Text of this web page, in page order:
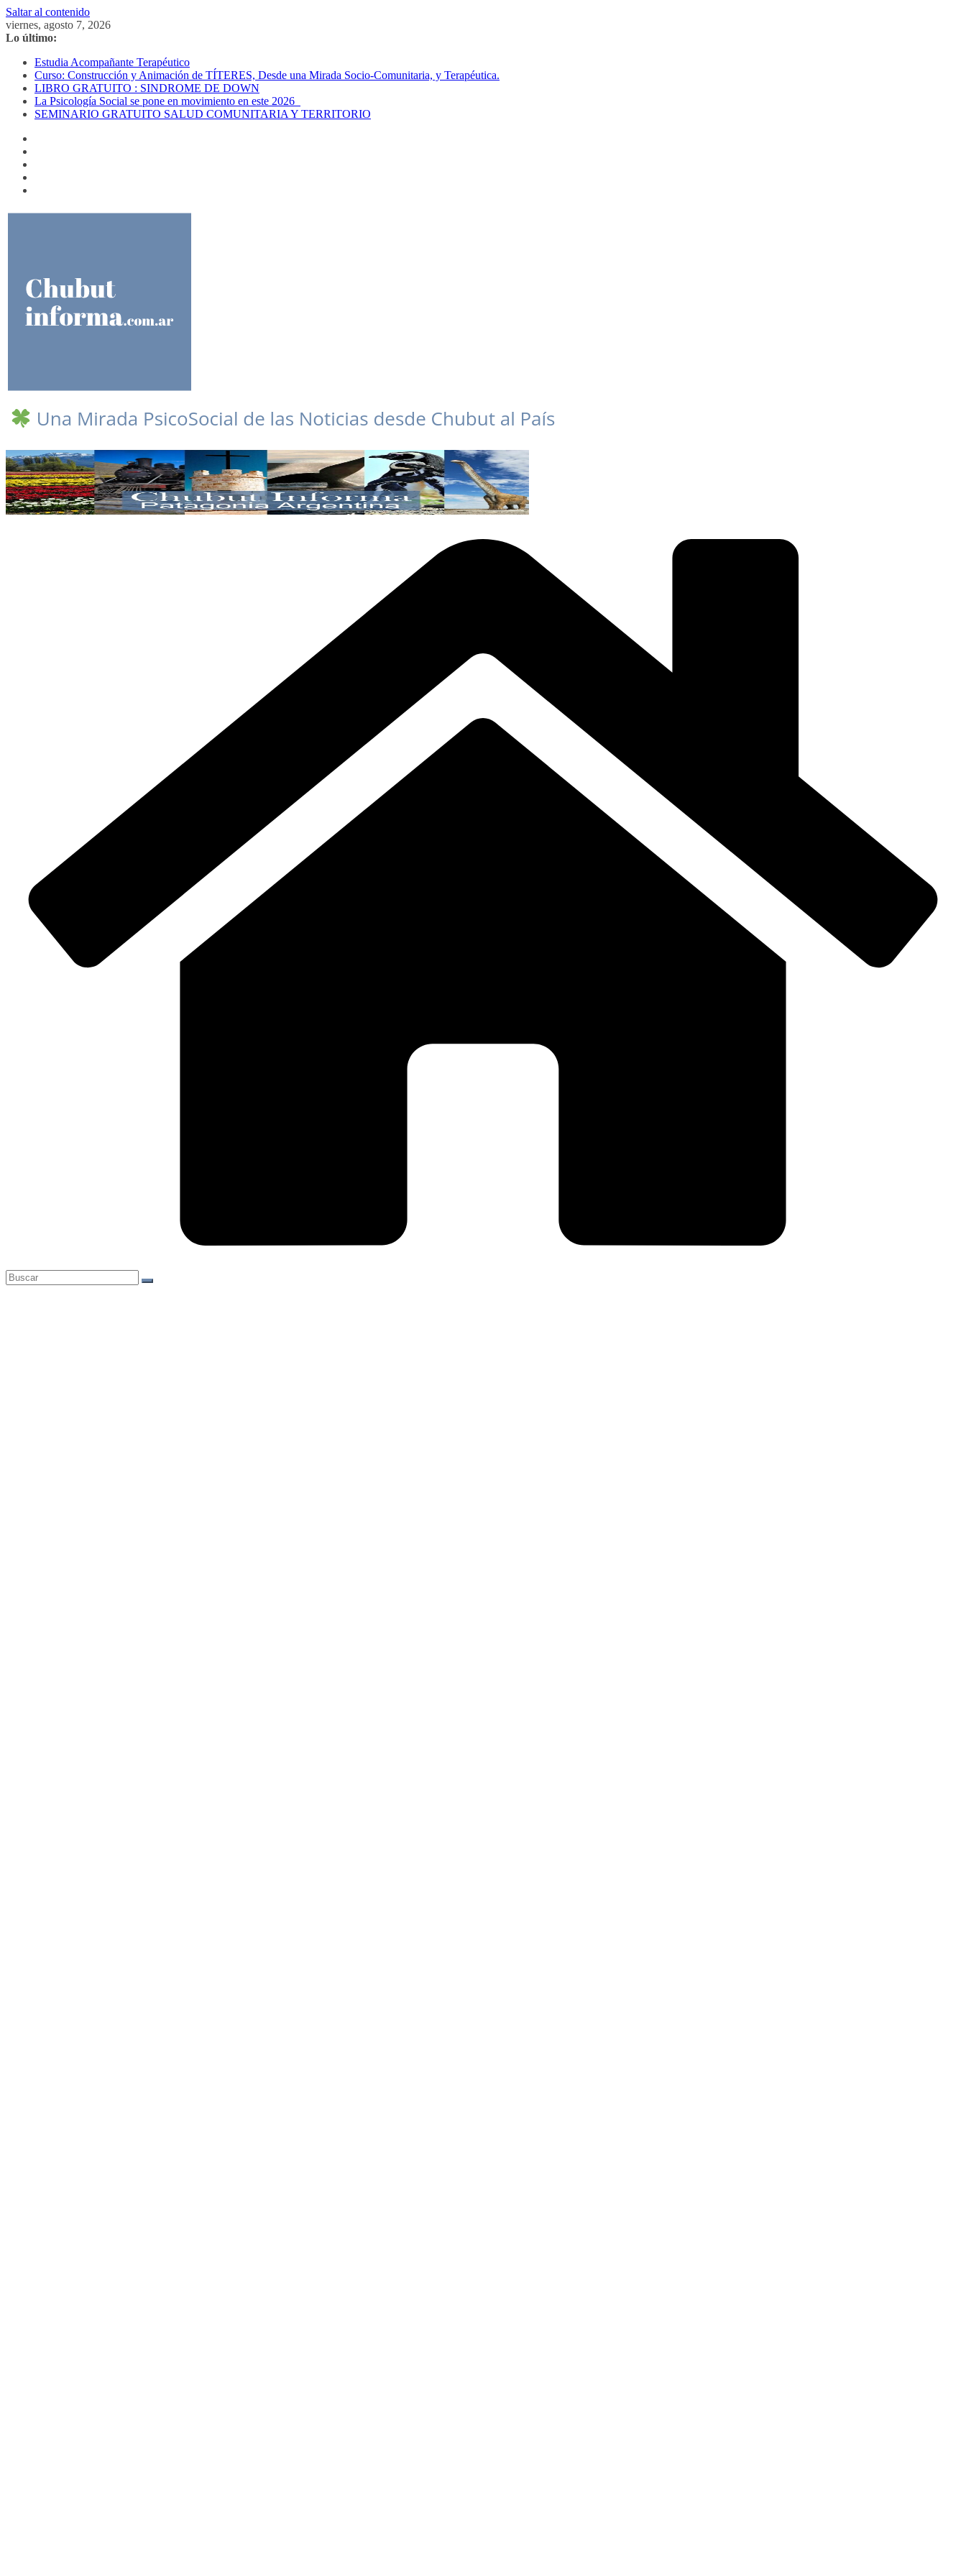
Saltar al contenido
viernes, agosto 7, 2026
Lo último:
Estudia Acompañante Terapéutico
Curso: Construcción y Animación de TÍTERES, Desde una Mirada Socio-Comunitaria, y Terapéutica.
LIBRO GRATUITO : SINDROME DE DOWN
La Psicología Social se pone en movimiento en este 2026
SEMINARIO GRATUITO SALUD COMUNITARIA Y TERRITORIO